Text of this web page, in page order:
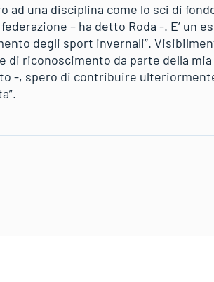
ad una disciplina come lo sci di
– ha detto Roda -. E’ un
degli sport invernali”.
di riconoscimento da parte della
-, spero di contribuire